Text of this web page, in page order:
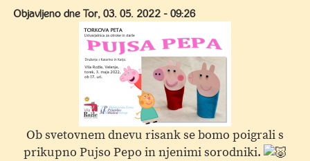
2022
Objavljeno dne Tor, 03. 05. 2022 - 09:26
Ob svetovnem dnevu risank se bomo poigrali s
prikupno Pujso Pepo in njenimi sorodniki.